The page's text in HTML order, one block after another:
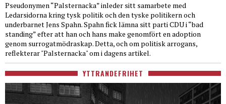
Pseudonymen “Palsternacka” inleder sitt samarbete med
Ledarsidorna kring tysk politik och den tyske politikern och
underbarnet Jens Spahn. Spahn fick lämna sitt parti CDU i “bad
standing” efter att han och hans make genomfört en adoption
genom surrogatmödraskap. Detta, och om politisk arrogans,
reflekterar "Palsternacka" om i dagens artikel.
YTTRANDEFRIHET